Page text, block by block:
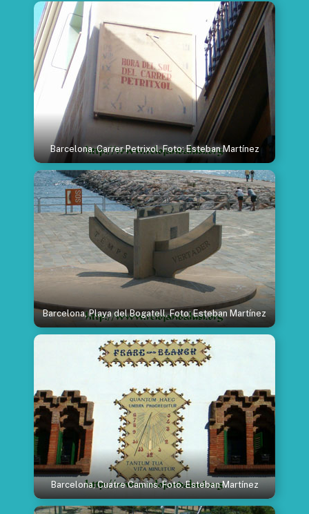
Barcelona. Carrer Petrixol. Foto: Esteban Martínez
Barcelona, Playa del Bogatell. Foto: Esteban Martínez
Barcelona, Cuatre Camins. Foto: Esteban Martínez